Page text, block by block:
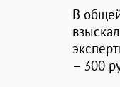
В
– 300